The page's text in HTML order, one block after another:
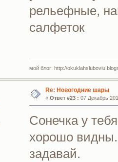
рельефные,
салфеток
мой блог: http://
Re: Новогодние шары
« Ответ #23 : 07 Декабрь
Сонечка у
хорошо видны.
задавай.